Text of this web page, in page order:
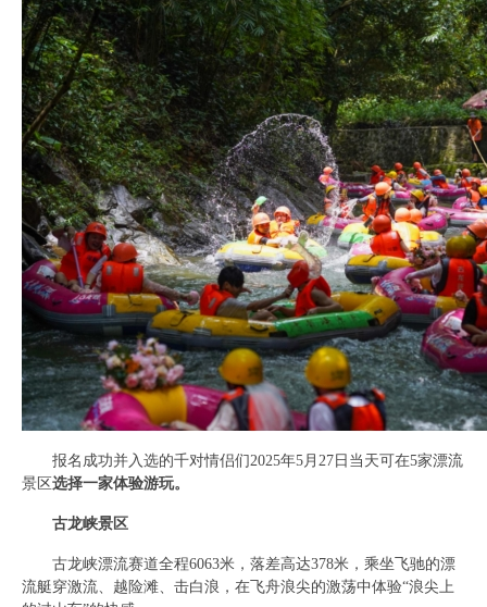
报名成功并入选的千对情侣们2025年5月27日当天可在5家漂流
景区选择一家体验游玩。
古龙峡景区
古龙峡漂流赛道全程6063米，落差高达378米，乘坐飞驰的漂
流艇穿激流、越险滩、击白浪，在飞舟浪尖的激荡中体验“浪尖上